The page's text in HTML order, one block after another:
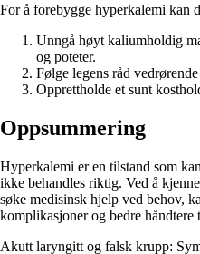
For å forebygge hyperkalemi kan
Unngå høyt kaliumholdig
og poteter.
Følge legens råd
Opprettholde et sunt
Oppsummering
Hyperkalemi er en tilstand som
ikke behandles riktig. Ved å
søke medisinsk hjelp ved behov,
komplikasjoner og bedre håndtere
Akutt laryngitt og falsk krupp: